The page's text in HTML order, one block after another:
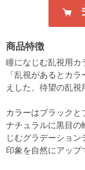
商品特徴
瞳になじむ乱視用カ
「乱視があるとカ
えした、待望の乱視
カラーはブラックと
ナチュラルに黒目の
じむグラデーショ
印象を自然にアップ